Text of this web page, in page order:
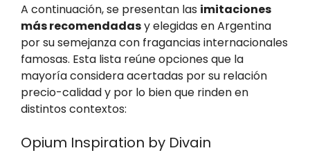
A continuación, se presentan las imitaciones
más recomendadasy elegidas en Argentina
por su semejanza con fragancias internacionales
famosas. Esta lista reúne opciones que la
mayoría considera acertadas por su relación
precio-calidad y por lo bien que rinden en
distintos contextos:
Opium Inspiration by Divain